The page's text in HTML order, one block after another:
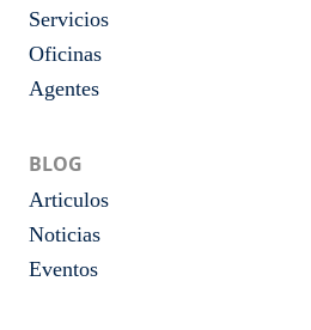
Servicios
Oficinas
Agentes
BLOG
Articulos
Noticias
Eventos